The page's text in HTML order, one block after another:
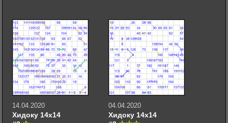
14.04.2020
Хидоку 14х14
04.04.2020
Хидоку 14х14